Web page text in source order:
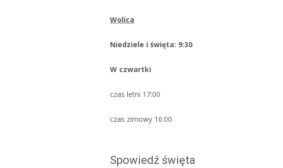
Wolica
Niedziele i święta: 9:30
W czwartki
czas letni 17:00
czas zimowy 16:00
Spowiedź święta